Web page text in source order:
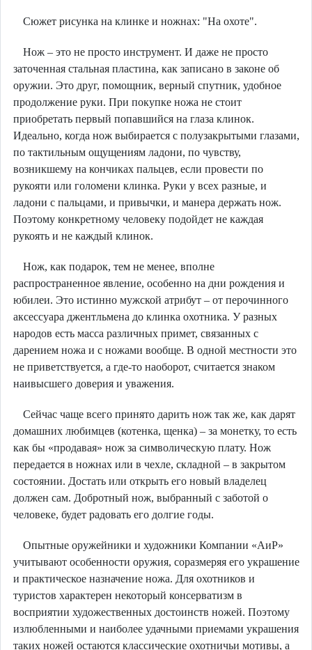
Сюжет рисунка на клинке и ножнах: "На охоте".
Нож – это не просто инструмент. И даже не просто
заточенная стальная пластина, как записано в законе об
оружии. Это друг, помощник, верный спутник, удобное
продолжение руки. При покупке ножа не стоит
приобретать первый попавшийся на глаза клинок.
Идеально, когда нож выбирается с полузакрытыми глазами,
по тактильным ощущениям ладони, по чувству,
возникшему на кончиках пальцев, если провести по
рукояти или голомени клинка. Руки у всех разные, и
ладони с пальцами, и привычки, и манера держать нож.
Поэтому конкретному человеку подойдет не каждая
рукоять и не каждый клинок.
Нож, как подарок, тем не менее, вполне
распространенное явление, особенно на дни рождения и
юбилеи. Это истинно мужской атрибут – от перочинного
аксессуара джентльмена до клинка охотника. У разных
народов есть масса различных примет, связанных с
дарением ножа и с ножами вообще. В одной местности это
не приветствуется, а где-то наоборот, считается знаком
наивысшего доверия и уважения.
Сейчас чаще всего принято дарить нож так же, как дарят
домашних любимцев (котенка, щенка) – за монетку, то есть
как бы «продавая» нож за символическую плату. Нож
передается в ножнах или в чехле, складной – в закрытом
состоянии. Достать или открыть его новый владелец
должен сам. Добротный нож, выбранный с заботой о
человеке, будет радовать его долгие годы.
Опытные оружейники и художники Компании «АиР»
учитывают особенности оружия, соразмеряя его украшение
и практическое назначение ножа. Для охотников и
туристов характерен некоторый консерватизм в
восприятии художественных достоинств ножей. Поэтому
излюбленными и наиболее удачными приемами украшения
таких ножей остаются классические охотничьи мотивы, а